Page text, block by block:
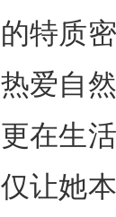
的特质
热爱自
更在生
仅让她